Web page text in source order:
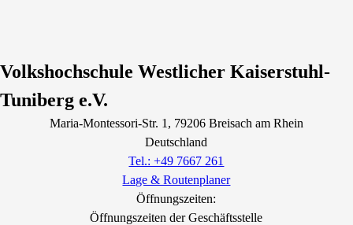
Volkshochschule Westlicher Kaiserstuhl-
Tuniberg e.V.
Maria-Montessori-Str. 1 , 79206 Breisach am Rhein
Deutschland
Tel.: +49 7667 261
Lage & Routenplaner
Öffnungszeiten:
Öffnungszeiten der Geschäftsstelle